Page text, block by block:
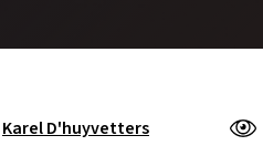
Karel D'huyvetters